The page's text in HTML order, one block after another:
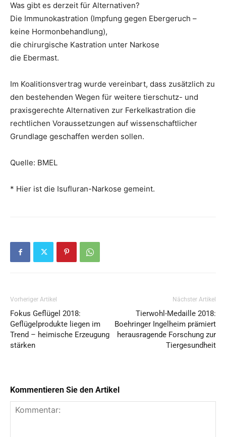
Was gibt es derzeit für Alternativen?
Die Immunokastration (Impfung gegen Ebergeruch –
keine Hormonbehandlung),
die chirurgische Kastration unter Narkose
die Ebermast.
Im Koalitionsvertrag wurde vereinbart, dass zusätzlich zu
den bestehenden Wegen für weitere tierschutz- und
praxisgerechte Alternativen zur Ferkelkastration die
rechtlichen Voraussetzungen auf wissenschaftlicher
Grundlage geschaffen werden sollen.
Quelle: BMEL
* Hier ist die Isufluran-Narkose gemeint.
Vorheriger Artikel
Fokus Geflügel 2018:
Geflügelprodukte liegen im
Trend – heimische Erzeugung
stärken
Nächster Artikel
Tierwohl-Medaille 2018:
Boehringer Ingelheim prämiert
herausragende Forschung zur
Tiergesundheit
Kommentieren Sie den Artikel